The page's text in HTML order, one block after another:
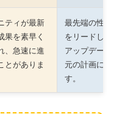
ティが最新
果を素早く
、急速に進
とがありま
最先端の性能で
をリードします
アップデートは
元の計画に依存
す。